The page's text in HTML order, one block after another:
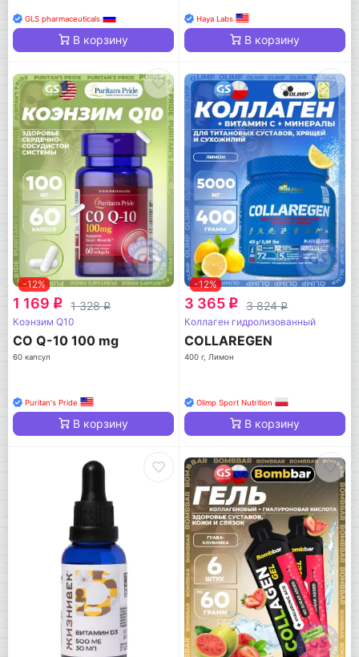
GLS pharmaceuticals
В корзину
Haya Labs
В корзину
-12%
1 169 q 1 328q
Коэнзим Q10
CO Q-10 100 mg
60 капсул
Puritan's Pride
В корзину
-12%
3 365 q 3 824q
Коллаген гидролизованный
COLLAREGEN
400 г, Лимон
Olimp Sport Nutrition
В корзину